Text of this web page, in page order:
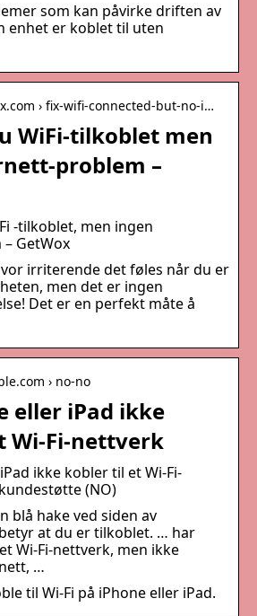
som kan påvirke driften av
enhet er koblet til uten
› fix-wifi-connected-but-no-i…
WiFi-tilkoblet men
problem –
-tilkoblet, men ingen
GetWox
irriterende det føles når du er
men det er ingen
Det er en perfekt måte å
› no-no
eller iPad ikke
Wi-Fi-nettverk
ikke kobler til et Wi-Fi-
(NO)
blå hake ved siden av
at du er tilkoblet. … har
Wi-Fi-nettverk, men ikke
…
til Wi-Fi på iPhone eller iPad.